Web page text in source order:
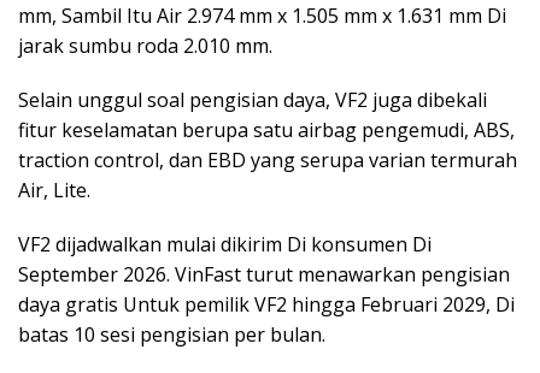
mm, Sambil Itu Air 2.974 mm x 1.505 mm x 1.631 mm Di
jarak sumbu roda 2.010 mm.
Selain unggul soal pengisian daya, VF2 juga dibekali
fitur keselamatan berupa satu airbag pengemudi, ABS,
traction control, dan EBD yang serupa varian termurah
Air, Lite.
VF2 dijadwalkan mulai dikirim Di konsumen Di
September 2026. VinFast turut menawarkan pengisian
daya gratis Untuk pemilik VF2 hingga Februari 2029, Di
batas 10 sesi pengisian per bulan.